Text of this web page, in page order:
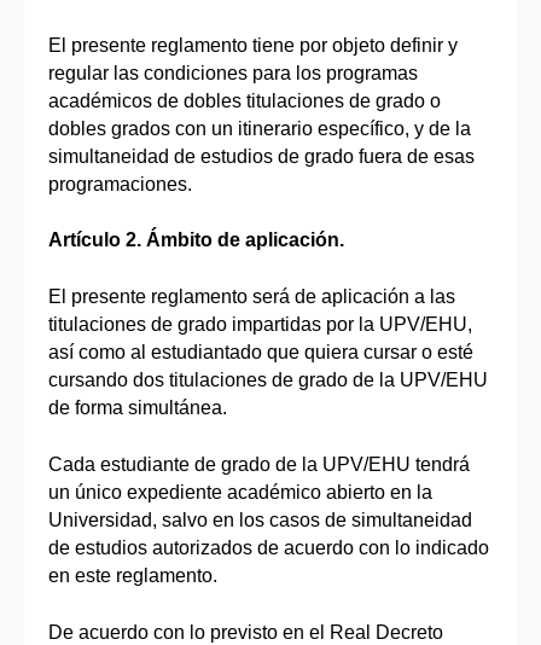
El presente reglamento tiene por objeto definir y
regular las condiciones para los programas
académicos de dobles titulaciones de grado o
dobles grados con un itinerario específico, y de la
simultaneidad de estudios de grado fuera de esas
programaciones.
Artículo 2. Ámbito de aplicación.
El presente reglamento será de aplicación a las
titulaciones de grado impartidas por la UPV/EHU,
así como al estudiantado que quiera cursar o esté
cursando dos titulaciones de grado de la UPV/EHU
de forma simultánea.
Cada estudiante de grado de la UPV/EHU tendrá
un único expediente académico abierto en la
Universidad, salvo en los casos de simultaneidad
de estudios autorizados de acuerdo con lo indicado
en este reglamento.
De acuerdo con lo previsto en el Real Decreto